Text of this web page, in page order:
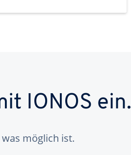
IONOS ein.
was möglich ist.